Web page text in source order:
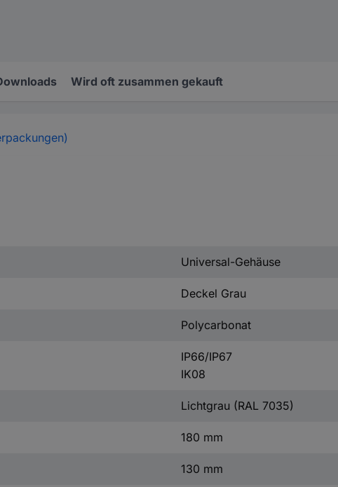
Wird oft zusammen gekauft
Universal-Gehäuse
Deckel Grau
Polycarbonat
IP66/IP67
IK08
Lichtgrau (RAL 7035)
180 mm
130 mm